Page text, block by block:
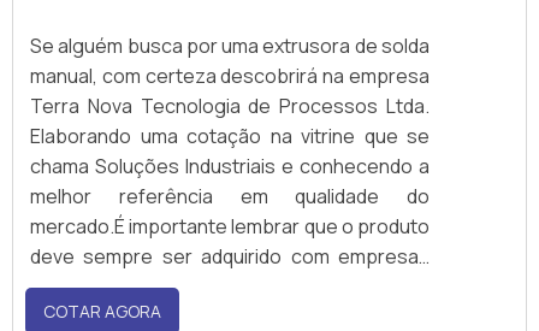
Se alguém busca por uma extrusora de solda
manual, com certeza descobrirá na empresa
Terra Nova Tecnologia de Processos Ltda.
Elaborando uma cotação na vitrine que se
chama Soluções Industriais e conhecendo a
melhor referência em qualidade do
mercado.É importante lembrar que o produto
deve sempre ser adquirido com empresas
especializadas no segmento. Esse tipo de
cuidado ajuda a garantir a qualidade e
COTAR AGORA